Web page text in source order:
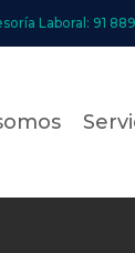
Laboral: 91